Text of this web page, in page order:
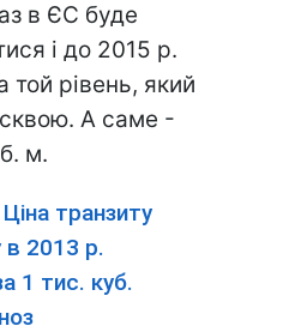
в ЄС буде
і до 2015 р.
рівень, який
А саме -
м.
Ціна транзиту
в 2013 р.
1 тис. куб.